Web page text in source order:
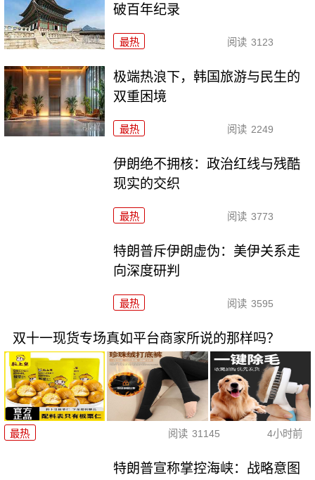
破百年纪录
最热 阅读 3123
极端热浪下，韩国旅游与民生的
双重困境
最热 阅读 2249
伊朗绝不拥核：政治红线与残酷
现实的交织
最热 阅读 3773
特朗普斥伊朗虚伪：美伊关系走
向深度研判
最热 阅读 3595
双十一现货专场真如平台商家所说的那样吗？
最热 阅读 31145 4小时前
特朗普宣称掌控海峡：战略意图